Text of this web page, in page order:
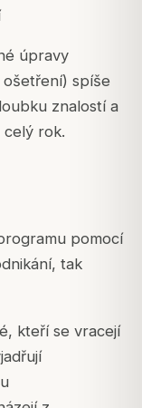
úpravy
spíše
znalostí a
celý rok.
pomocí
tak
kteří se vracejí